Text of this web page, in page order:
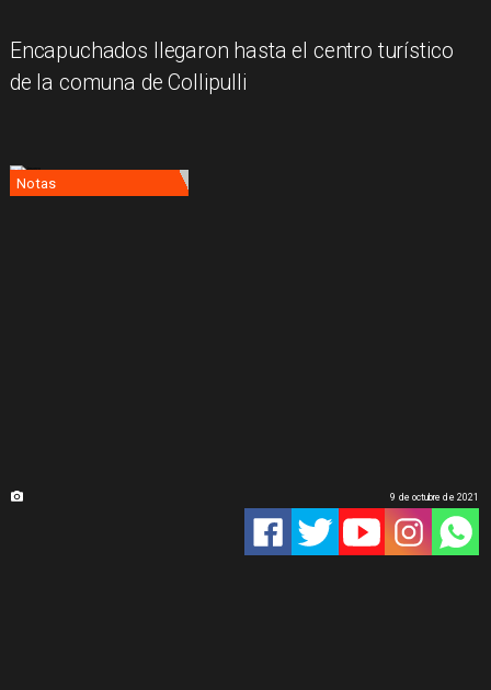
Encapuchados llegaron hasta el centro turístico
de la comuna de Collipulli
Notas
9 de octubre de 2021